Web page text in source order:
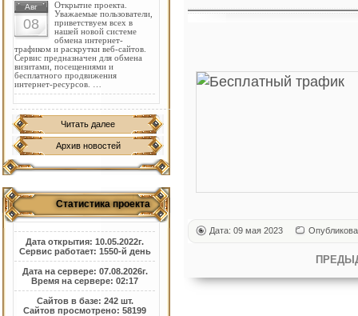
Авг
08
Открытие проекта.
Уважаемые пользователи,
приветствуем всех в
нашей новой системе
обмена интернет-
трафиком и раскрутки веб-сайтов.
Сервис предназначен для обмена
визитами, посещениями и
бесплатного продвижения
интернет-ресурсов. …
Читать далее
Архив новостей
Статистика проекта
Дата открытия: 10.05.2022г.
Сервис работает: 1550-й день
Дата на сервере: 07.08.2026г.
Время на сервере: 02:17
Сайтов в базе: 242 шт.
Сайтов просмотрено: 58199
Дата: 09 мая 2023